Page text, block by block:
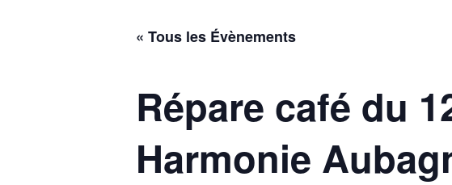
« Tous les Évènements
Répare café du
Harmonie